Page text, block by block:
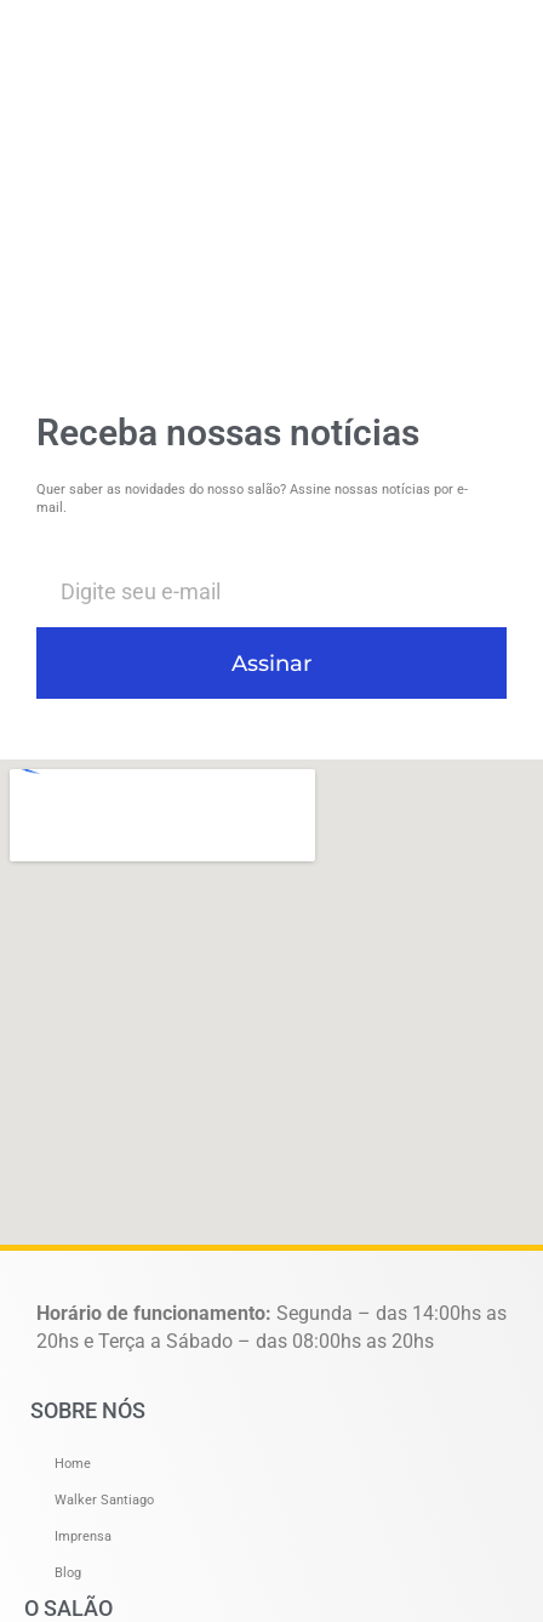
Receba nossas notícias
Quer saber as novidades do nosso salão? Assine nossas notícias por e-
mail.
Assinar
Horário de funcionamento: Segunda – das 14:00hs as
20hs e Terça a Sábado – das 08:00hs as 20hs
SOBRE NÓS
Home
Walker Santiago
Imprensa
Blog
O SALÃO